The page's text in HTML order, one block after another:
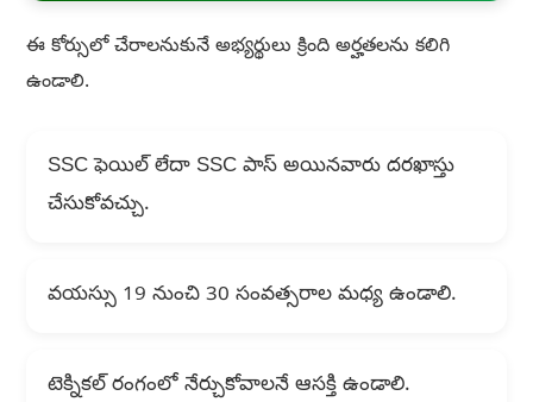
ఈ కోర్సులో చేరాలనుకునే అభ్యర్థులు క్రింది అర్హతలను కలిగి
ఉండాలి.
SSC ఫెయిల్ లేదా SSC పాస్ అయినవారు దరఖాస్తు
చేసుకోవచ్చు.
వయస్సు 19 నుంచి 30 సంవత్సరాల మధ్య ఉండాలి.
టెక్నికల్ రంగంలో నేర్చుకోవాలనే ఆసక్తి ఉండాలి.